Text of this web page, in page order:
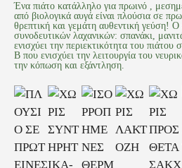
Ένα πιάτο κατάλληλο για πρωινό ,
από βιολογικά αυγά είναι πλούσια σε
θρεπτική και γεμάτη αυθεντική γεύση!
συνοδευτικών λαχανικών: σπανάκι,
ενισχύει την περιεκτικότητα του
Β που ενισχύει την λειτουργία του
την κόπωση και εξάντληση.